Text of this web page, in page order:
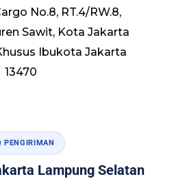
No.8, RT.4/RW.8,
Sawit, Kota Jakarta
Ibukota Jakarta
13470
PENGIRIMAN
Lampung Selatan